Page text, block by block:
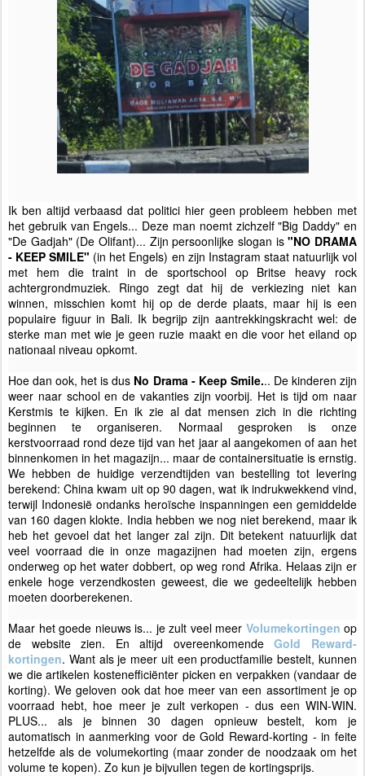
Ik ben altijd verbaasd dat politici hier geen probleem hebben met
het gebruik van Engels... Deze man noemt zichzelf "Big Daddy" en
"De Gadjah" (De Olifant)... Zijn persoonlijke slogan is"NO DRAMA
- KEEP SMILE" (in het Engels) en zijn Instagram staat natuurlijk vol
met hem die traint in de sportschool op Britse heavy rock
achtergrondmuziek. Ringo zegt dat hij de verkiezing niet kan
winnen, misschien komt hij op de derde plaats, maar hij is een
populaire figuur in Bali. Ik begrijp zijn aantrekkingskracht wel: de
sterke man met wie je geen ruzie maakt en die voor het eiland op
nationaal niveau opkomt.
Hoe dan ook, het is dus No Drama - Keep Smile... De kinderen zijn
weer naar school en de vakanties zijn voorbij. Het is tijd om naar
Kerstmis te kijken. En ik zie al dat mensen zich in die richting
beginnen te organiseren. Normaal gesproken is onze
kerstvoorraad rond deze tijd van het jaar al aangekomen of aan het
binnenkomen in het magazijn... maar de containersituatie is ernstig.
We hebben de huidige verzendtijden van bestelling tot levering
berekend: China kwam uit op 90 dagen, wat ik indrukwekkend vind,
terwijl Indonesië ondanks heroïsche inspanningen een gemiddelde
van 160 dagen klokte. India hebben we nog niet berekend, maar ik
heb het gevoel dat het langer zal zijn. Dit betekent natuurlijk dat
veel voorraad die in onze magazijnen had moeten zijn, ergens
onderweg op het water dobbert, op weg rond Afrika. Helaas zijn er
enkele hoge verzendkosten geweest, die we gedeeltelijk hebben
moeten doorberekenen.
Maar het goede nieuws is... je zult veel meer Volumekortingen op
de website zien. En altijd overeenkomendeGold Reward-
kortingen. Want als je meer uit een productfamilie bestelt, kunnen
we die artikelen kostenefficiënter picken en verpakken (vandaar de
korting). We geloven ook dat hoe meer van een assortiment je op
voorraad hebt, hoe meer je zult verkopen - dus een WIN-WIN.
PLUS... als je binnen 30 dagen opnieuw bestelt, kom je
automatisch in aanmerking voor de Gold Reward-korting - in feite
hetzelfde als de volumekorting (maar zonder de noodzaak om het
volume te kopen). Zo kun je bijvullen tegen de kortingsprijs.